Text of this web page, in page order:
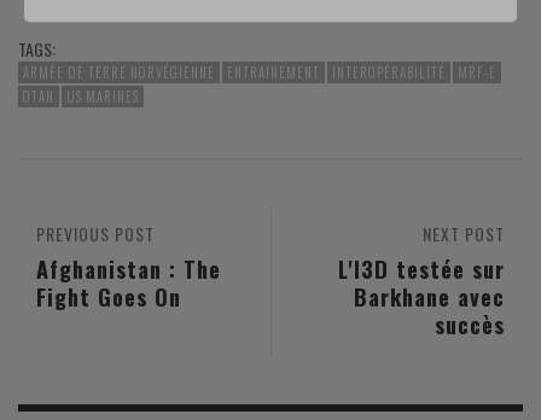
TAGS:
ARMÉE DE TERRE NORVÉGIENNE ENTRAINEMENT INTEROPÉRABILITÉ
MRF-E
OTAN
US MARINES
NEXT POST
L'I3D testée sur
Barkhane avec
succès
PREVIOUS POST
Afghanistan : The
Fight Goes On